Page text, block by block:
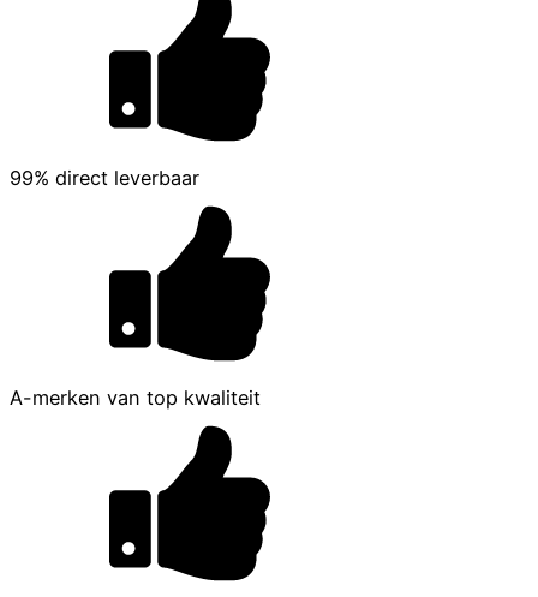
99% direct leverbaar
A-merken van top kwaliteit